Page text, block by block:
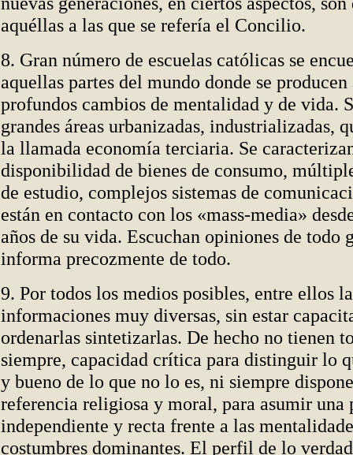
aquéllas a las que se refería el Concilio.
8. Gran número de escuelas católicas se
aquellas partes del mundo donde se
profundos cambios de mentalidad y de vida.
grandes áreas urbanizadas, industrializadas,
la llamada economía terciaria. Se
disponibilidad de bienes de consumo,
de estudio, complejos sistemas de
están en contacto con los «mass-media»
años de su vida. Escuchan opiniones de todo
informa precozmente de todo.
9. Por todos los medios posibles, entre ellos
informaciones muy diversas, sin estar
ordenarlas sintetizarlas. De hecho no tienen
siempre, capacidad crítica para distinguir lo
y bueno de lo que no lo es, ni siempre
referencia religiosa y moral, para asumir una
independiente y recta frente a las
costumbres dominantes. El perfil de lo